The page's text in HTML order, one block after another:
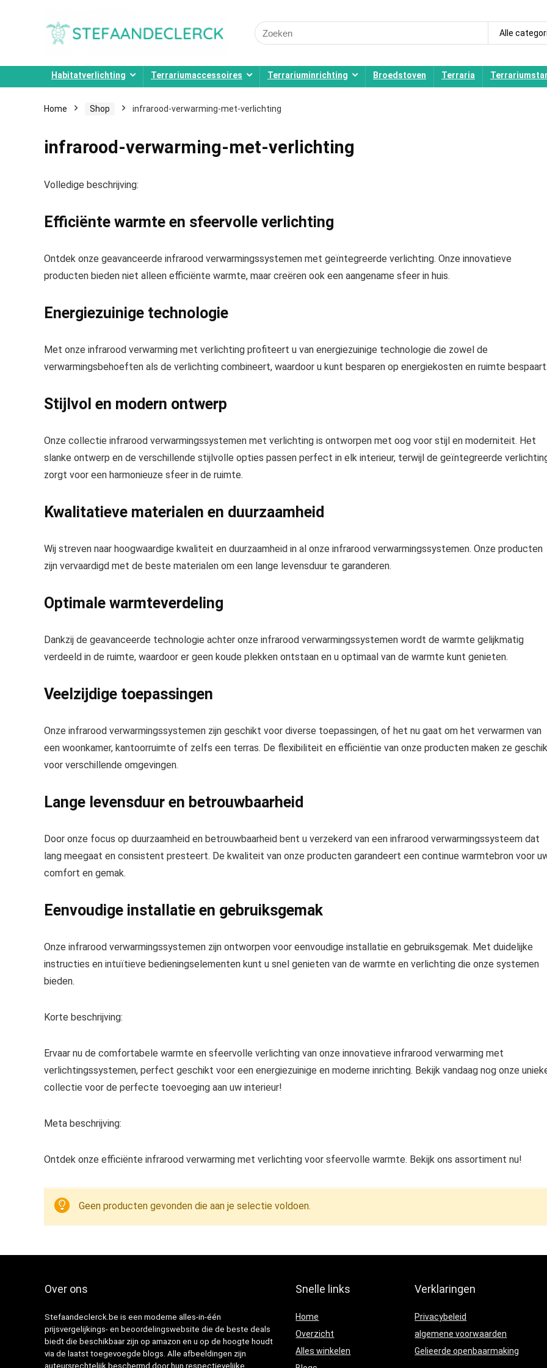
Search
for:
Alle
Habitatverlichting Terrariumaccessoires Terrariuminrichting Broedstoven Terraria
Home Shop infrarood-verwarming-met-verlichting
infrarood-verwarming-met-verlichting
Volledige beschrijving:
Efficiënte warmte en sfeervolle verlichting
Ontdek onze geavanceerde infrarood verwarmingssystemen met geïntegreerde verlichting. Onze innovatieve
producten bieden niet alleen efficiënte warmte, maar creëren ook een aangename sfeer in huis.
Energiezuinige technologie
Met onze infrarood verwarming met verlichting profiteert u van energiezuinige technologie die zowel de
verwarmingsbehoeften als de verlichting combineert, waardoor u kunt besparen op energiekosten en ruimte
Stijlvol en modern ontwerp
Onze collectie infrarood verwarmingssystemen met verlichting is ontworpen met oog voor stijl en moderniteit. Het
slanke ontwerp en de verschillende stijlvolle opties passen perfect in elk interieur, terwijl de geïntegreerde
zorgt voor een harmonieuze sfeer in de ruimte.
Kwalitatieve materialen en duurzaamheid
Wij streven naar hoogwaardige kwaliteit en duurzaamheid in al onze infrarood verwarmingssystemen. Onze producten
zijn vervaardigd met de beste materialen om een lange levensduur te garanderen.
Optimale warmteverdeling
Dankzij de geavanceerde technologie achter onze infrarood verwarmingssystemen wordt de warmte gelijkmatig
verdeeld in de ruimte, waardoor er geen koude plekken ontstaan en u optimaal van de warmte kunt genieten.
Veelzijdige toepassingen
Onze infrarood verwarmingssystemen zijn geschikt voor diverse toepassingen, of het nu gaat om het verwarmen van
een woonkamer, kantoorruimte of zelfs een terras. De flexibiliteit en efficiëntie van onze producten maken ze
voor verschillende omgevingen.
Lange levensduur en betrouwbaarheid
Door onze focus op duurzaamheid en betrouwbaarheid bent u verzekerd van een infrarood verwarmingssysteem dat
lang meegaat en consistent presteert. De kwaliteit van onze producten garandeert een continue warmtebron voor
comfort en gemak.
Eenvoudige installatie en gebruiksgemak
Onze infrarood verwarmingssystemen zijn ontworpen voor eenvoudige installatie en gebruiksgemak. Met duidelijke
instructies en intuïtieve bedieningselementen kunt u snel genieten van de warmte en verlichting die onze systemen
bieden.
Korte beschrijving:
Ervaar nu de comfortabele warmte en sfeervolle verlichting van onze innovatieve infrarood verwarming met
verlichtingssystemen, perfect geschikt voor een energiezuinige en moderne inrichting. Bekijk vandaag nog onze
collectie voor de perfecte toevoeging aan uw interieur!
Meta beschrijving:
Ontdek onze efficiënte infrarood verwarming met verlichting voor sfeervolle warmte. Bekijk ons assortiment nu!
Geen producten gevonden die aan je selectie voldoen.
Over ons
Stefaandeclerck.be is een moderne alles-in-één
prijsvergelijkings- en beoordelingswebsite die de beste deals
biedt die beschikbaar zijn op amazon en u op de hoogte houdt
via de laatst toegevoegde blogs. Alle afbeeldingen zijn
auteursrechtelijk beschermd door hun respectievelijke
Snelle links
Home
Overzicht
Alles winkelen
Verklaringen
Privacybeleid
algemene voorwaarden
Gelieerde openbaarmaking